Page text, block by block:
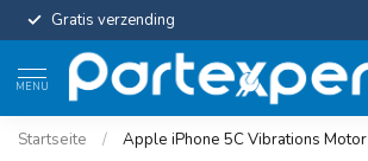
Gratis verzending
MENU
Startseite / Apple iPhone 5C Vibrations Motor